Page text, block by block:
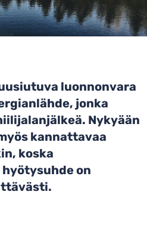
luonnonvara
jonka
Nykyään
kannattavaa
koska
on